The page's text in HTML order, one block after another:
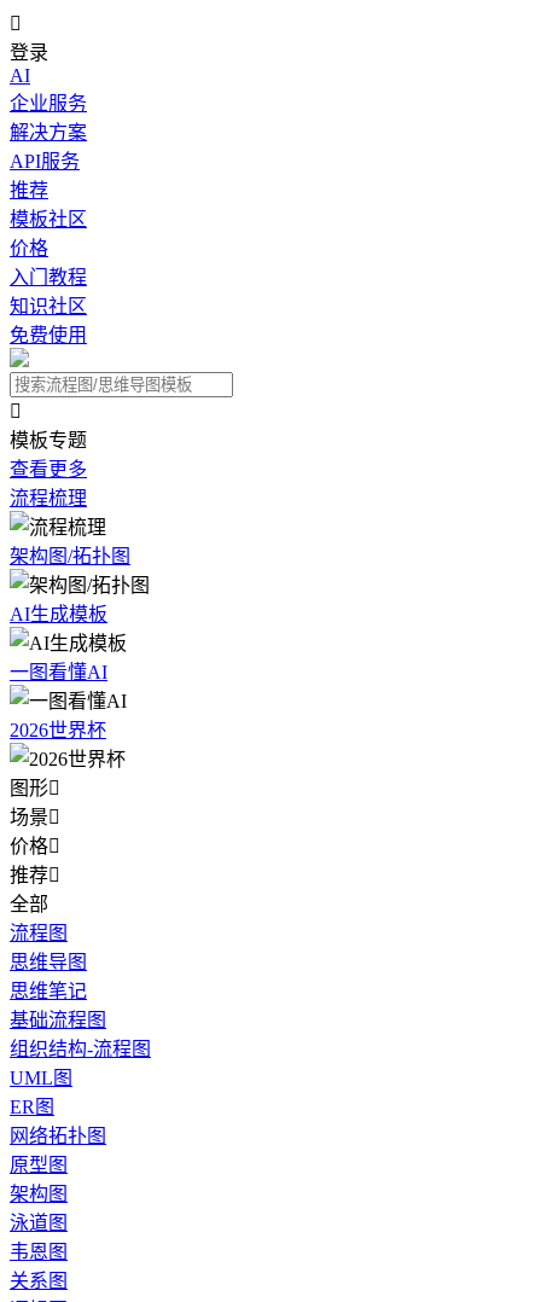

登录
AI
企业服务
解决方案
API服务
推荐
模板社区
价格
入门教程
知识社区
免费使用

模板专题
查看更多
流程梳理
架构图/拓扑图
AI生成模板
一图看懂AI
2026世界杯
图形
场景
价格
推荐
全部
流程图
思维导图
思维笔记
基础流程图
组织结构-流程图
UML图
ER图
网络拓扑图
原型图
架构图
泳道图
韦恩图
关系图